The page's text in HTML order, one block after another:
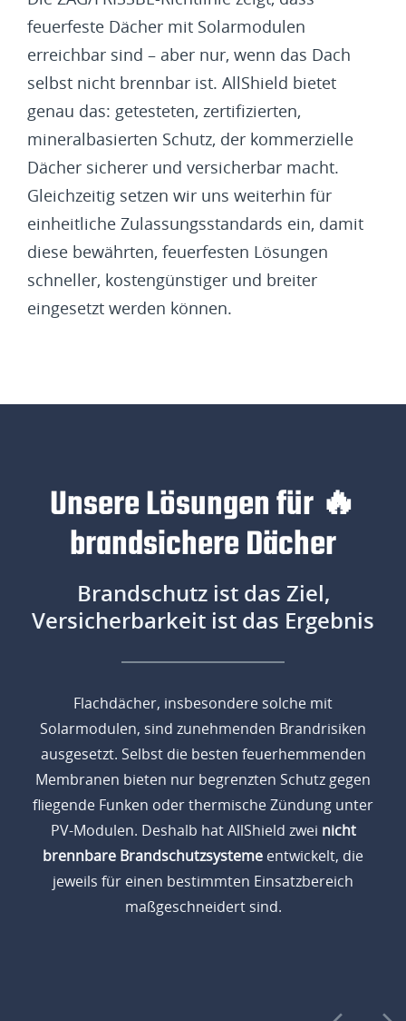
feuerfeste Dächer mit Solarmodulen
erreichbar sind – aber nur, wenn das Dach
selbst nicht brennbar ist. AllShield bietet
genau das: getesteten, zertifizierten,
mineralbasierten Schutz, der kommerzielle
Dächer sicherer und versicherbar macht.
Gleichzeitig setzen wir uns weiterhin für
einheitliche Zulassungsstandards ein, damit
diese bewährten, feuerfesten Lösungen
schneller, kostengünstiger und breiter
eingesetzt werden können.
Unsere Lösungen für 🔥
brandsichere Dächer
Brandschutz ist das Ziel,
Versicherbarkeit ist das Ergebnis
Flachdächer, insbesondere solche mit
Solarmodulen, sind zunehmenden Brandrisiken
ausgesetzt. Selbst die besten feuerhemmenden
Membranen bieten nur begrenzten Schutz gegen
fliegende Funken oder thermische Zündung unter
PV-Modulen. Deshalb hat AllShield zwei nicht
brennbare Brandschutzsysteme entwickelt, die
jeweils für einen bestimmten Einsatzbereich
maßgeschneidert sind.